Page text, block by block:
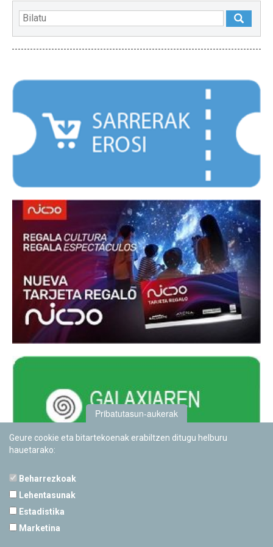
Pribatutasun-aukerak
Geure cookie eta bitartekoenak erabiltzen ditugu helburu
hauetarako:
Beharrezkoak
Lehentasunak
Estadistika
Marketina